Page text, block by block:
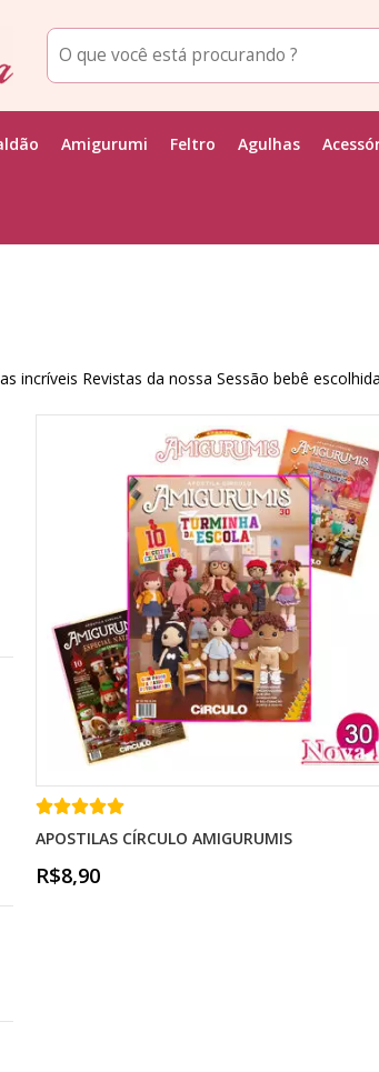
Amigurumi Feltro Agulhas
incríveis Revistas da nossa Sessão bebê
APOSTILAS CÍRCULO AMIGURUMIS
R$8,90